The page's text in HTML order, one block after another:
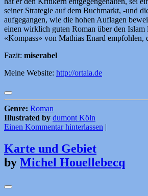
seiner Strategie auf dem Buchmarkt, -und
aufgegangen, wie die hohen Auflagen
einen wirklich guten Roman über den Islam
«Kompass» von Mathias Enard empfohlen,
Fazit: miserabel
Meine Website: http://ortaia.de
Genre: Roman
Illustrated by dumont Köln
Einen Kommentar hinterlassen |
Karte und Gebiet
by Michel Houellebecq